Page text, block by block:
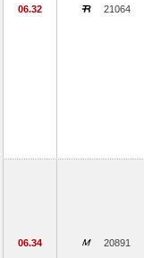
06.32 21064
06.34 20891